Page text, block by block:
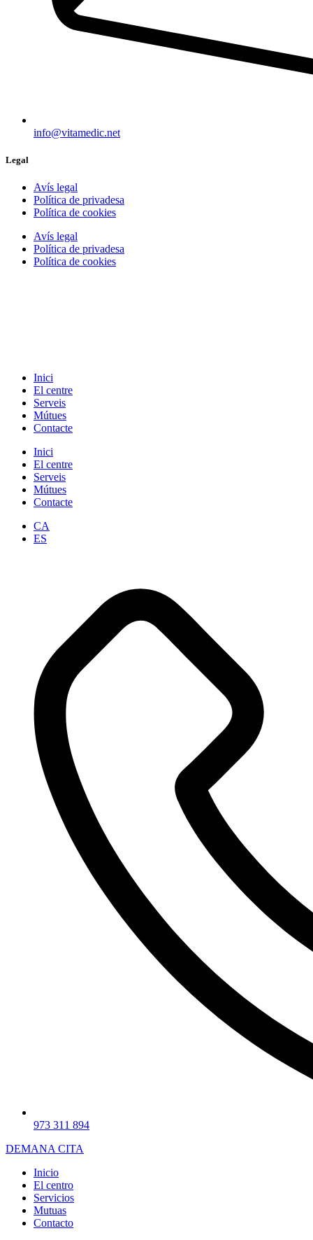
info@vitamedic.net
Legal
Avís legal
Política de privadesa
Política de cookies
Avís legal
Política de privadesa
Política de cookies
Inici
El centre
Serveis
Mútues
Contacte
Inici
El centre
Serveis
Mútues
Contacte
CA
ES
973 311 894
DEMANA CITA
Inicio
El centro
Servicios
Mutuas
Contacto